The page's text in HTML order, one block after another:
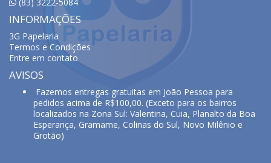
INFORMAÇÕES
3G Papelaria
Termos e Condições
Entre em contato
AVISOS
Fazemos entregas gratuitas em João Pessoa para
pedidos acima de R$100,00. (Exceto para os bairros
localizados na Zona Sul: Valentina, Cuia, Planalto da Boa
Esperança, Gramame, Colinas do Sul, Novo Milênio e
Grotão)